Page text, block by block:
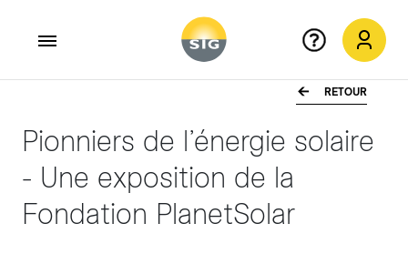
RETOUR
Pionniers de l’énergie solaire
- Une exposition de la
Fondation PlanetSolar